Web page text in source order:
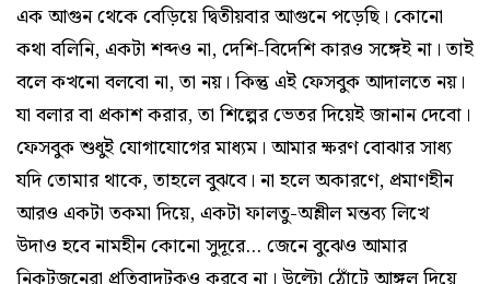
এক আগুন থেকে বেড়িয়ে দ্বিতীয়বার আগুনে পড়েছি। কোনো
কথা বলিনি, একটা শব্দও না, দেশি-বিদেশি কারও সঙ্গেই না। তাই
বলে কখনো বলবো না, তা নয়। কিন্তু এই ফেসবুক আদালতে নয়।
যা বলার বা প্রকাশ করার, তা শিল্পের ভেতর দিয়েই জানান দেবো।
ফেসবুক শুধুই যোগাযোগের মাধ্যম। আমার ক্ষরণ বোঝার সাধ্য
যদি তোমার থাকে, তাহলে বুঝবে। না হলে অকারণে, প্রমাণহীন
আরও একটা তকমা দিয়ে, একটা ফালতু-অশ্লীল মন্তব্য লিখে
উদাও হবে নামহীন কোনো সুদূরে... জেনে বুঝেও আমার